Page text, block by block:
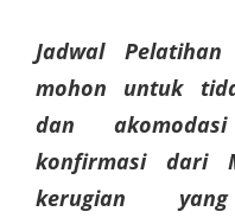
Jadwal
mohon untuk
dan
konfirmasi dari
kerugian